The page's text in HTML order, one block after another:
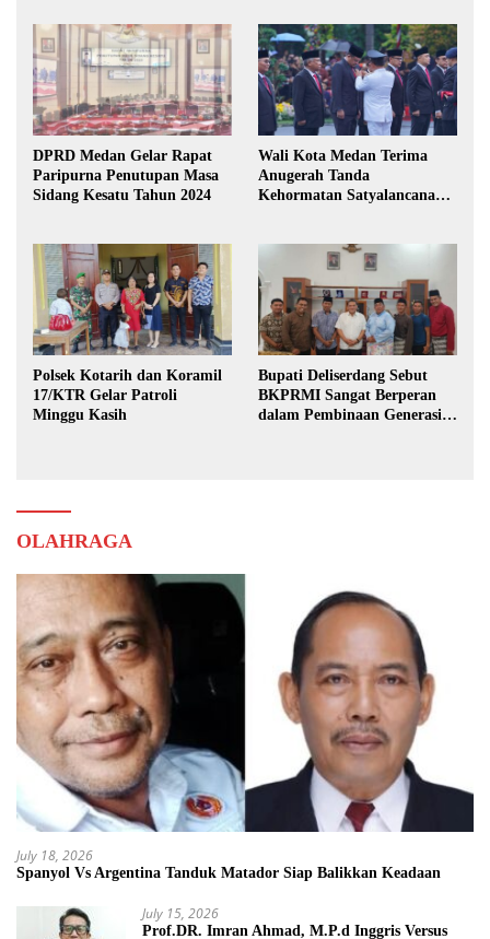
DPRD Medan Gelar Rapat
Paripurna Penutupan Masa
Sidang Kesatu Tahun 2024
Wali Kota Medan Terima
Anugerah Tanda
Kehormatan Satyalancana
Polsek Kotarih dan Koramil
17/KTR Gelar Patroli
Minggu Kasih
Bupati Deliserdang Sebut
BKPRMI Sangat Berperan
dalam Pembinaan Generasi
OLAHRAGA
July 18, 2026
Spanyol Vs Argentina Tanduk Matador Siap Balikkan Keadaan
July 15, 2026
Prof.DR. Imran Ahmad, M.P.d Inggris Versus